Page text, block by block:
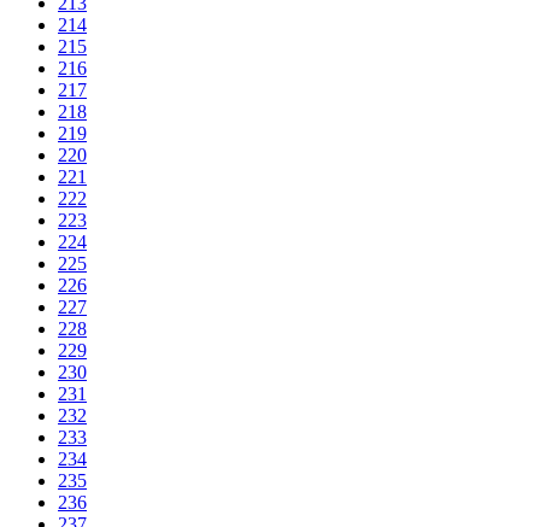
214
215
216
217
218
219
220
221
222
223
224
225
226
227
228
229
230
231
232
233
234
235
236